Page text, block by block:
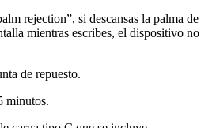
rejection”, si descansas la palma de
mientras escribes, el dispositivo no
de repuesto.
minutos.